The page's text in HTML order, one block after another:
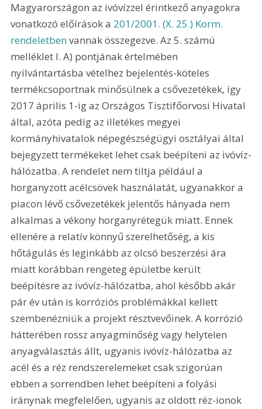
Magyarországon az ivóvízzel érintkező anyagokra
vonatkozó előírások a 201/2001. (X. 25.) Korm.
rendeletben vannak összegezve. Az 5. számú
melléklet I. A) pontjának értelmében
nyilvántartásba vételhez bejelentés-köteles
termékcsoportnak minősülnek a csővezetékek, így
2017 április 1-ig az Országos Tisztifőorvosi Hivatal
által, azóta pedig az illetékes megyei
kormányhivatalok népegészségügyi osztályai által
bejegyzett termékeket lehet csak beépíteni az ivóvíz-
hálózatba. A rendelet nem tiltja például a
horganyzott acélcsövek használatát, ugyanakkor a
piacon lévő csővezetékek jelentős hányada nem
alkalmas a vékony horganyrétegük miatt. Ennek
ellenére a relatív könnyű szerelhetőség, a kis
hőtágulás és leginkább az olcsó beszerzési ára
miatt korábban rengeteg épületbe került
beépítésre az ivóvíz-hálózatba, ahol később akár
pár év után is korróziós problémákkal kellett
szembenézniük a projekt résztvevőinek. A korrózió
hátterében rossz anyagminőség vagy helytelen
anyagválasztás állt, ugyanis ivóvíz-hálózatba az
acél és a réz rendszerelemeket csak szigorúan
ebben a sorrendben lehet beépíteni a folyási
iránynak megfelelően, ugyanis az oldott réz-ionok